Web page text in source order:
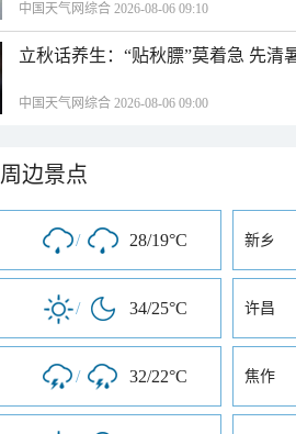
中国天气网综合 2026-08-06 09:10
立秋话养生：“贴秋膘”莫着急 先清
中国天气网综合 2026-08-06 09:00
周边景点
/ 28/19°C 新乡
/ 34/25°C 许昌
/ 32/22°C 焦作